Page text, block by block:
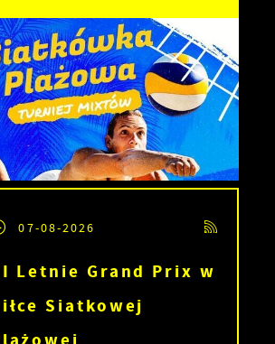
07-08-2026
Letnie Grand Prix w
Siatkowej